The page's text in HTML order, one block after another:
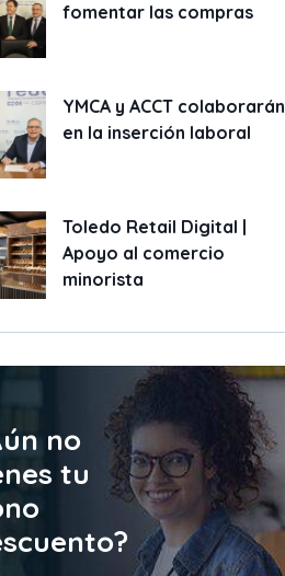
fomentar las compras
YMCA y ACCT colaborarán
en la inserción laboral
Toledo Retail Digital |
Apoyo al comercio
minorista
no
tu